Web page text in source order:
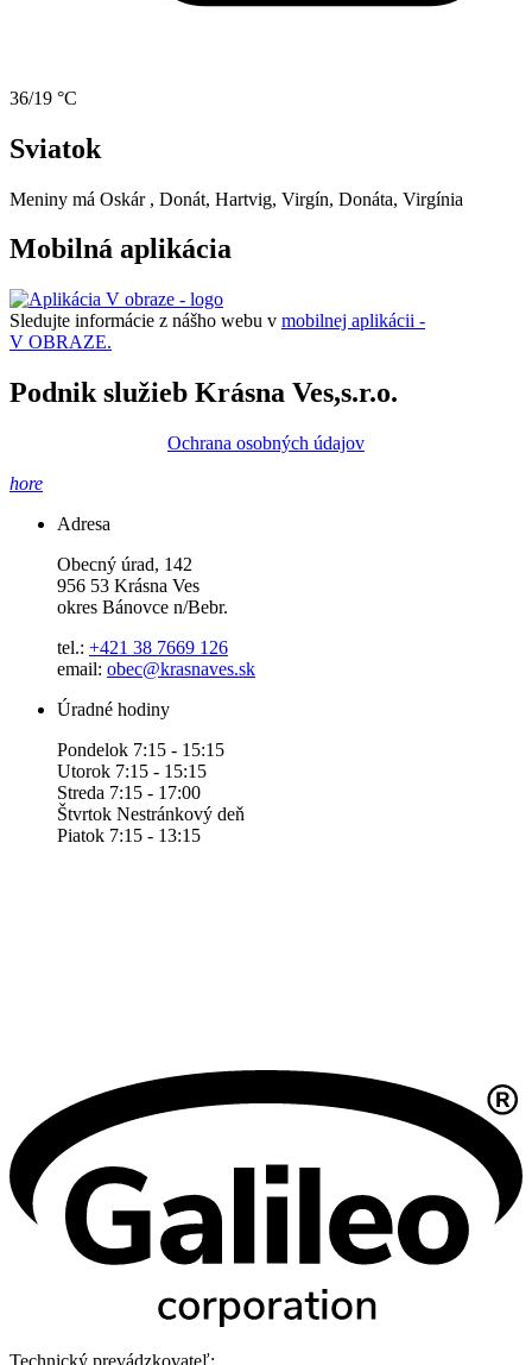
36/19 °C
Sviatok
Meniny má Oskár , Donát, Hartvig, Virgín, Donáta, Virgínia
Mobilná aplikácia
Sledujte informácie z nášho webu v mobilnej aplikácii -
V OBRAZE.
Podnik služieb Krásna Ves,s.r.o.
Ochrana osobných údajov
hore
Adresa
Obecný úrad, 142
956 53 Krásna Ves
okres Bánovce n/Bebr.
tel.: +421 38 7669 126
email: obec@krasnaves.sk
Úradné hodiny
Pondelok 7:15 - 15:15
Utorok 7:15 - 15:15
Streda 7:15 - 17:00
Štvrtok Nestránkový deň
Piatok 7:15 - 13:15